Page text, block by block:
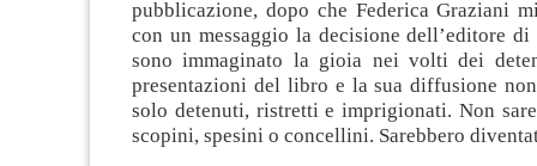
pubblicazione, dopo che Federica Graziani
con un messaggio la decisione dell’editore
sono immaginato la gioia nei volti dei
presentazioni del libro e la sua diffusione
solo detenuti, ristretti e imprigionati. Non
scopini, spesini o concellini. Sarebbero